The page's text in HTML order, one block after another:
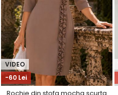
-60 Lei
VIDEO